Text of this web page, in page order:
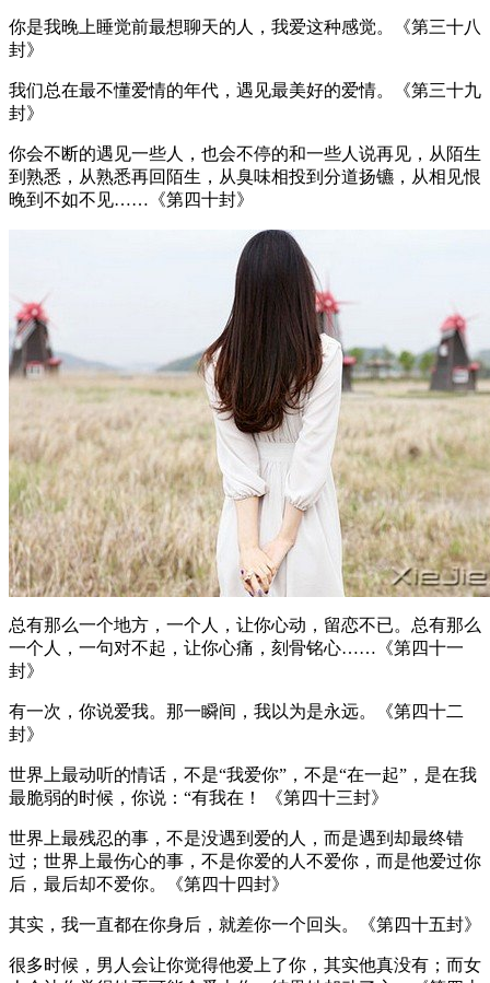
你是我晚上睡觉前最想聊天的人，我爱这种感觉。《第三十八
封》
我们总在最不懂爱情的年代，遇见最美好的爱情。《第三十九
封》
你会不断的遇见一些人，也会不停的和一些人说再见，从陌生
到熟悉，从熟悉再回陌生，从臭味相投到分道扬镳，从相见恨
晚到不如不见……《第四十封》
总有那么一个地方，一个人，让你心动，留恋不已。总有那么
一个人，一句对不起，让你心痛，刻骨铭心……《第四十一
封》
有一次，你说爱我。那一瞬间，我以为是永远。《第四十二
封》
世界上最动听的情话，不是“我爱你”，不是“在一起”，是在我
最脆弱的时候，你说：“有我在！ 《第四十三封》
世界上最残忍的事，不是没遇到爱的人，而是遇到却最终错
过；世界上最伤心的事，不是你爱的人不爱你，而是他爱过你
后，最后却不爱你。《第四十四封》
其实，我一直都在你身后，就差你一个回头。《第四十五封》
很多时候，男人会让你觉得他爱上了你，其实他真没有；而女